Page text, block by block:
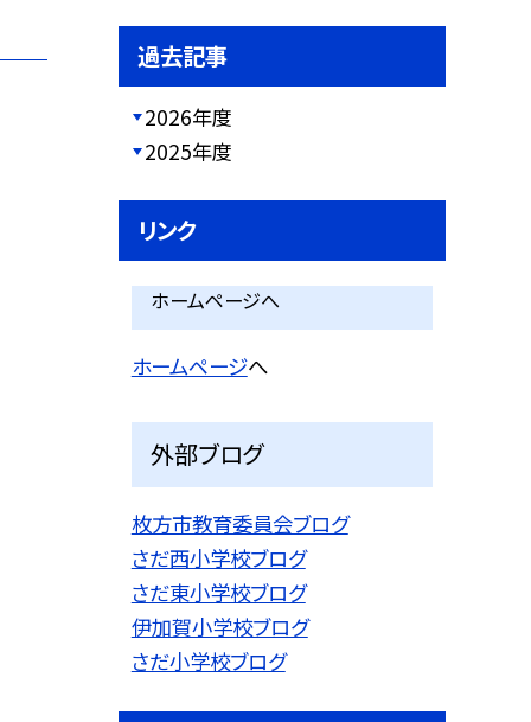
過去記事
2026年度
2025年度
リンク
ホームページへ
ホームページへ
外部ブログ
枚方市教育委員会ブログ
さだ西小学校ブログ
さだ東小学校ブログ
伊加賀小学校ブログ
さだ小学校ブログ